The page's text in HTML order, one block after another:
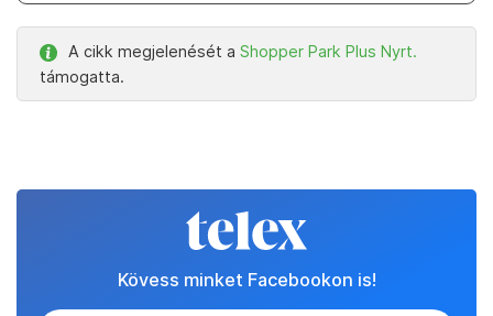
A cikk megjelenését a Shopper Park Plus Nyrt.
támogatta.
Kövess minket Facebookon is!